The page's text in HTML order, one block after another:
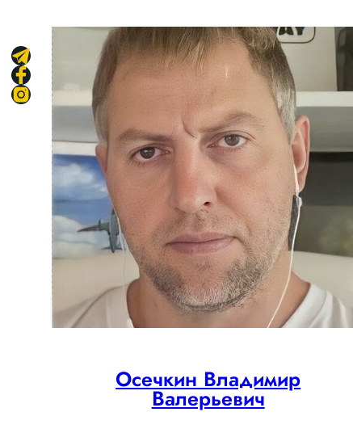
Осечкин Владимир
Валерьевич